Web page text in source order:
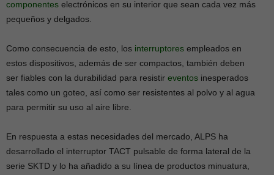
componentes electrónicos en su interior que sean cada vez más
pequeños y delgados.
Como consecuencia de esto, los interruptores empleados en
estos dispositivos, además de ser compactos, también deben
ser fiables con la durabilidad para resistir eventos inesperados
tales como un goteo, así como ser resistentes al polvo y al agua
para permitir su uso al aire libre.
En respuesta a estas necesidades del mercado, ALPS ha
desarrollado el interruptor TACT pulsable de forma lateral de la
serie SKTD y lo ha añadido a su línea de productos minuatura,